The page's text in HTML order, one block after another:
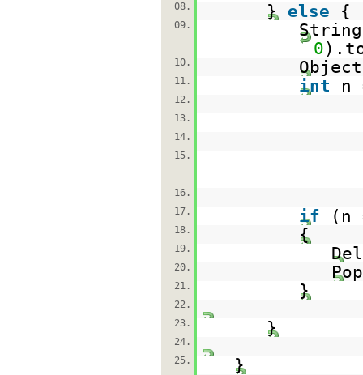
08.
} else {
09.
0
10.
11. int n
12.
13.
14.
15.
16.
17.
if (n
18. {
19.
20.
21. }
22.
23.
}
24.
25.
}